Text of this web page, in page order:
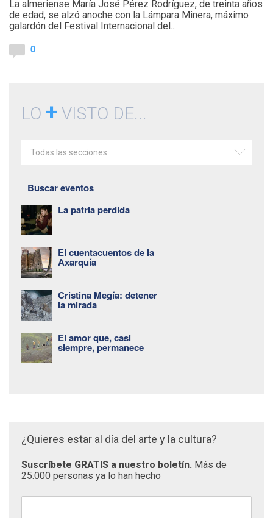
La almeriense María José Pérez Rodríguez, de treinta años
de edad, se alzó anoche con la Lámpara Minera, máximo
galardón del Festival Internacional del...
0
LO + VISTO DE...
Todas las secciones
Buscar eventos
La patria perdida
El cuentacuentos de la
Axarquía
Cristina Megía: detener
la mirada
El amor que, casi
siempre, permanece
¿Quieres estar al día del arte y la cultura?
Suscríbete GRATIS a nuestro boletín. Más de
25.000 personas ya lo han hecho